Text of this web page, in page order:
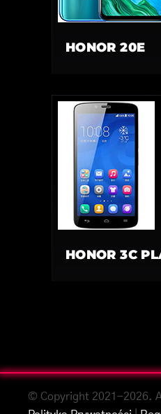
HONOR 20E
HONOR 3C
© Copyright 2021-2026.